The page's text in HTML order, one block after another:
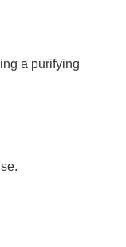
a purifying